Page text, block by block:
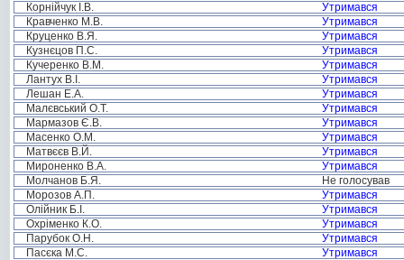
Корнійчук І.В.
Утримався
Кравченко М.В.
Утримався
Круценко В.Я.
Утримався
Кузнєцов П.С.
Утримався
Кучеренко В.М.
Утримався
Лантух В.І.
Утримався
Лешан Е.А.
Утримався
Малєвський О.Т.
Утримався
Мармазов Є.В.
Утримався
Масенко О.М.
Утримався
Матвєєв В.Й.
Утримався
Мироненко В.А.
Утримався
Молчанов Б.Я.
Не голосував
Морозов А.П.
Утримався
Олійник Б.І.
Утримався
Охріменко К.О.
Утримався
Парубок О.Н.
Утримався
Пасєка М.С.
Утримався